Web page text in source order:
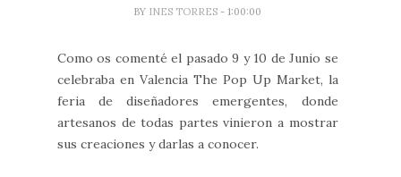
BY INES TORRES - 1:00:00
Como os comenté el pasado 9 y 10 de Junio se
celebraba en Valencia The Pop Up Market, la
feria de diseñadores emergentes, donde
artesanos de todas partes vinieron a mostrar
sus creaciones y darlas a conocer.